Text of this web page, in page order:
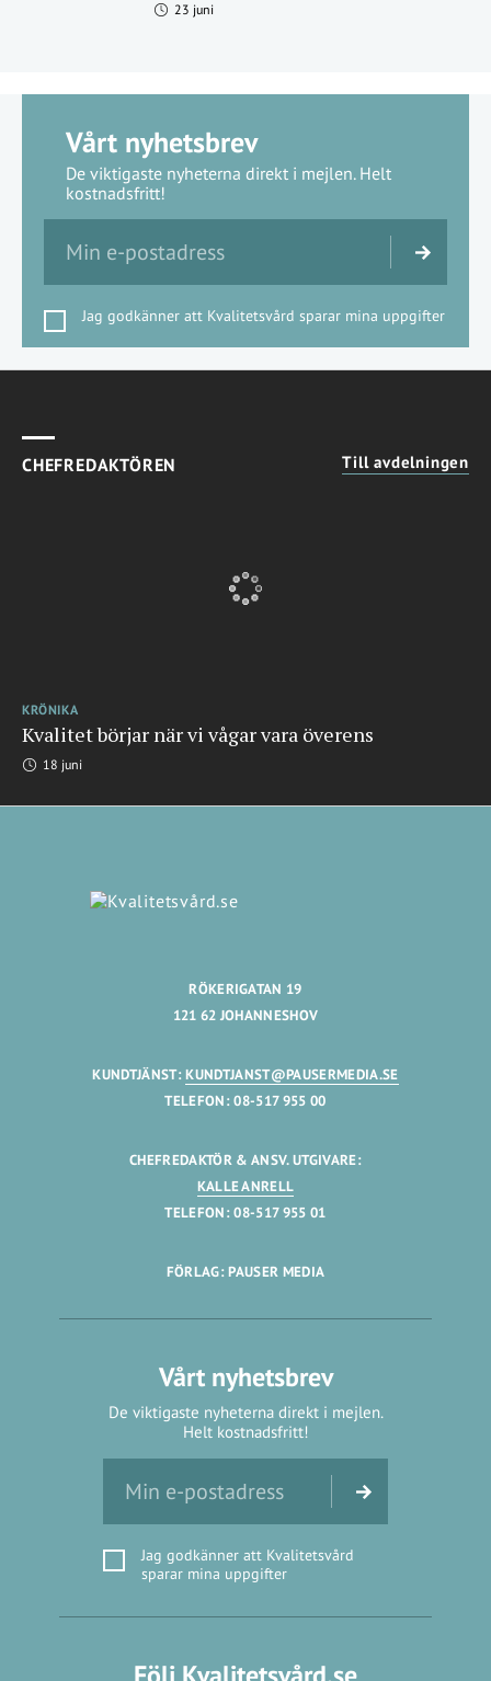
23 juni
Vårt nyhetsbrev
De viktigaste nyheterna direkt i mejlen. Helt
kostnadsfritt!
Jag godkänner att Kvalitetsvård sparar mina uppgifter
CHEFREDAKTÖREN Till avdelningen
KRÖNIKA
Kvalitet börjar när vi vågar vara överens
18 juni
RÖKERIGATAN 19
121 62 JOHANNESHOV
KUNDTJÄNST:KUNDTJANST@PAUSERMEDIA.SE
TELEFON: 08-517 955 00
CHEFREDAKTÖR & ANSV. UTGIVARE:
KALLE ANRELL
TELEFON: 08-517 955 01
FÖRLAG: PAUSER MEDIA
Vårt nyhetsbrev
De viktigaste nyheterna direkt i mejlen.
Helt kostnadsfritt!
Jag godkänner att Kvalitetsvård
sparar mina uppgifter